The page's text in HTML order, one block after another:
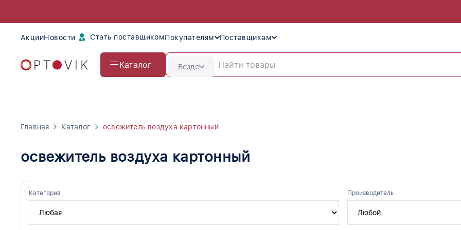
АкцииНовости Стать поставщикомПокупателям Поставщикам
Каталог Везде
Главная Каталог освежитель воздуха картонный
освежитель воздуха картонный
Категория Производитель